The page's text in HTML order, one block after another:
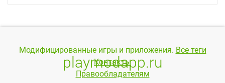
playmodapp.ru
Модифицированные игры и приложения. Все теги
Контакты
Правообладателям